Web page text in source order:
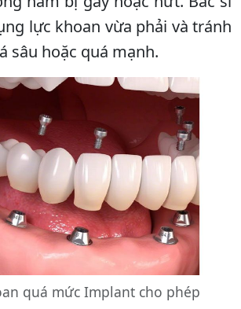
lực khoan vừa phải và tránh
sâu hoặc quá mạnh.
quá mức Implant cho phép